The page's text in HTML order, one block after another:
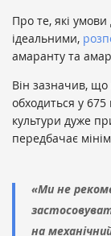
Про те, які
ідеальними,
амаранту та
Він зазначив, що
обходиться у
культури дуже
передбачає
«Ми не
на